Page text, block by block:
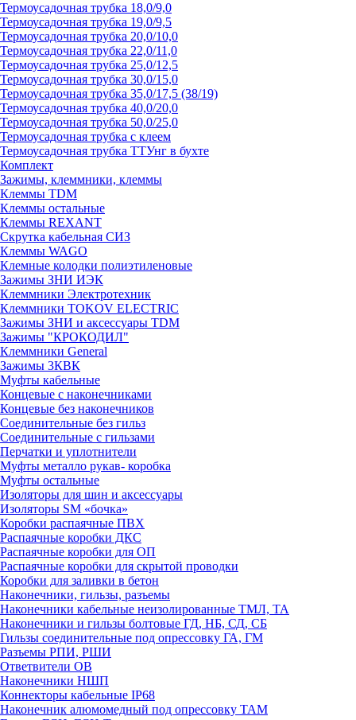
Термоусадочная трубка 18,0/9,0
Термоусадочная трубка 19,0/9,5
Термоусадочная трубка 20,0/10,0
Термоусадочная трубка 22,0/11,0
Термоусадочная трубка 25,0/12,5
Термоусадочная трубка 30,0/15,0
Термоусадочная трубка 35,0/17,5 (38/19)
Термоусадочная трубка 40,0/20,0
Термоусадочная трубка 50,0/25,0
Термоусадочная трубка с клеем
Термоусадочная трубка ТТУнг в бухте
Комплект
Зажимы, клеммники, клеммы
Клеммы TDM
Клеммы остальные
Клеммы REXANT
Скрутка кабельная СИЗ
Клеммы WAGO
Клемные колодки полиэтиленовые
Зажимы ЗНИ ИЭК
Клеммники Электротехник
Клеммники TOKOV ELECTRIC
Зажимы ЗНИ и аксессуары TDM
Зажимы "КРОКОДИЛ"
Клеммники General
Зажимы 3КВК
Муфты кабельные
Концевые с наконечниками
Концевые без наконечников
Соединительные без гильз
Соединительные с гильзами
Перчатки и уплотнители
Муфты металло рукав- коробка
Муфты остальные
Изоляторы для шин и аксессуары
Изоляторы SM «бочка»
Коробки распаячные ПВХ
Распаячные коробки ДКС
Распаячные коробки для ОП
Распаячные коробки для скрытой проводки
Коробки для заливки в бетон
Наконечники, гильзы, разъемы
Наконечники кабельные неизолированные ТМЛ, ТА
Наконечники и гильзы болтовые ГД, НБ, СД, СБ
Гильзы соединительные под опрессовку ГА, ГМ
Разъемы РПИ, РШИ
Ответвители ОВ
Наконечники НШП
Коннекторы кабельные IP68
Наконечник алюмомедный под опрессовку ТАМ